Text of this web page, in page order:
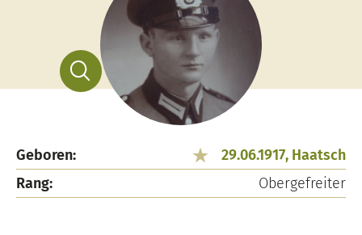
Geboren:
29.06.1917, Haatsch
Rang:
Obergefreiter